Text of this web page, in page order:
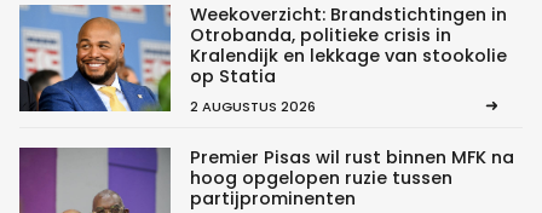
Weekoverzicht: Brandstichtingen in
Otrobanda, politieke crisis in
Kralendijk en lekkage van stookolie
op Statia
2 AUGUSTUS 2026
Premier Pisas wil rust binnen MFK na
hoog opgelopen ruzie tussen
partijprominenten